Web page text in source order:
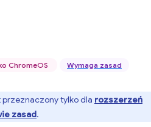
ChromeOS Wymaga zasad
przeznaczony tylko dla rozszerzeń
zasad.